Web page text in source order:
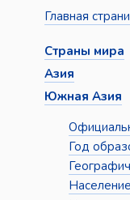
Главная
Страны мира
Азия
Южная Азия
Год
Население